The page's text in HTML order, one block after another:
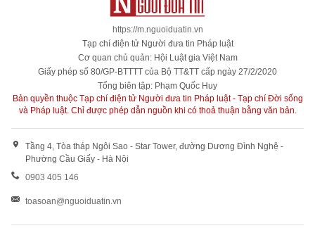
https://m.nguoiduatin.vn
Tạp chí điện tử Người đưa tin Pháp luật
Cơ quan chủ quản: Hội Luật gia Việt Nam
Giấy phép số 80/GP-BTTTT của Bộ TT&TT cấp ngày 27/2/2020
Tổng biên tập: Phạm Quốc Huy
Bản quyền thuộc Tạp chí điện tử Người đưa tin Pháp luật - Tạp chí Đời sống
và Pháp luật. Chỉ được phép dẫn nguồn khi có thoả thuận bằng văn bản.
Tầng 4, Tòa tháp Ngôi Sao - Star Tower, đường Dương Đình Nghệ -
Phường Cầu Giấy - Hà Nội
0903 405 146
toasoan@nguoiduatin.vn